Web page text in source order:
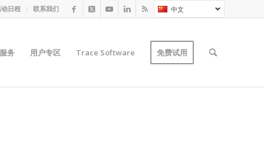
中文
日程 联系我们
服务 用户专区 Trace Software 免费试用